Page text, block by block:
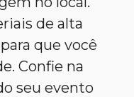
de alta
que você
Confie na
seu evento